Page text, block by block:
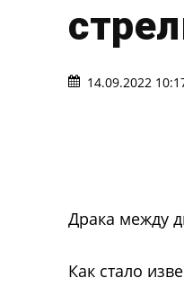
14.09.2022
Драка между
Как стало